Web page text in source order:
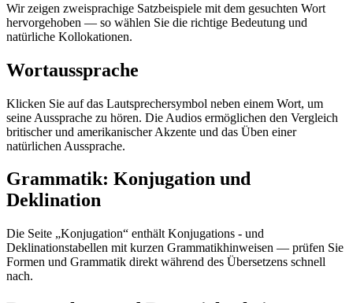
Wir zeigen zweisprachige Satzbeispiele mit dem gesuchten Wort
hervorgehoben — so wählen Sie die richtige Bedeutung und
natürliche Kollokationen.
Wortaussprache
Klicken Sie auf das Lautsprechersymbol neben einem Wort, um
seine Aussprache zu hören. Die Audios ermöglichen den Vergleich
britischer und amerikanischer Akzente und das Üben einer
natürlichen Aussprache.
Grammatik: Konjugation und
Deklination
Die Seite „Konjugation“ enthält Konjugations - und
Deklinationstabellen mit kurzen Grammatikhinweisen — prüfen Sie
Formen und Grammatik direkt während des Übersetzens schnell
nach.